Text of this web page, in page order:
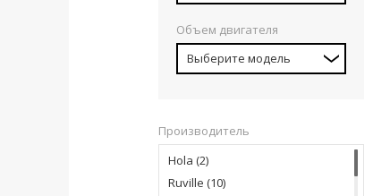
Объем двигателя
Выберите модель
Производитель
Hola (2)
Ruville (10)